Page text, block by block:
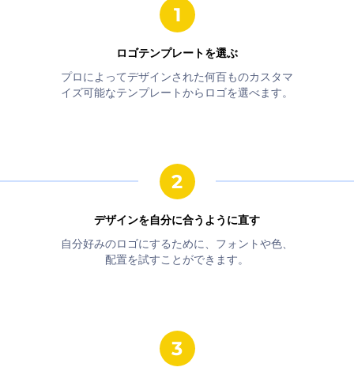
ロゴテンプレートを選ぶ
プロによってデザインされた何百ものカスタマ
イズ可能なテンプレートからロゴを選べます。
デザインを自分に合うように直す
自分好みのロゴにするために、フォントや色、
配置を試すことができます。